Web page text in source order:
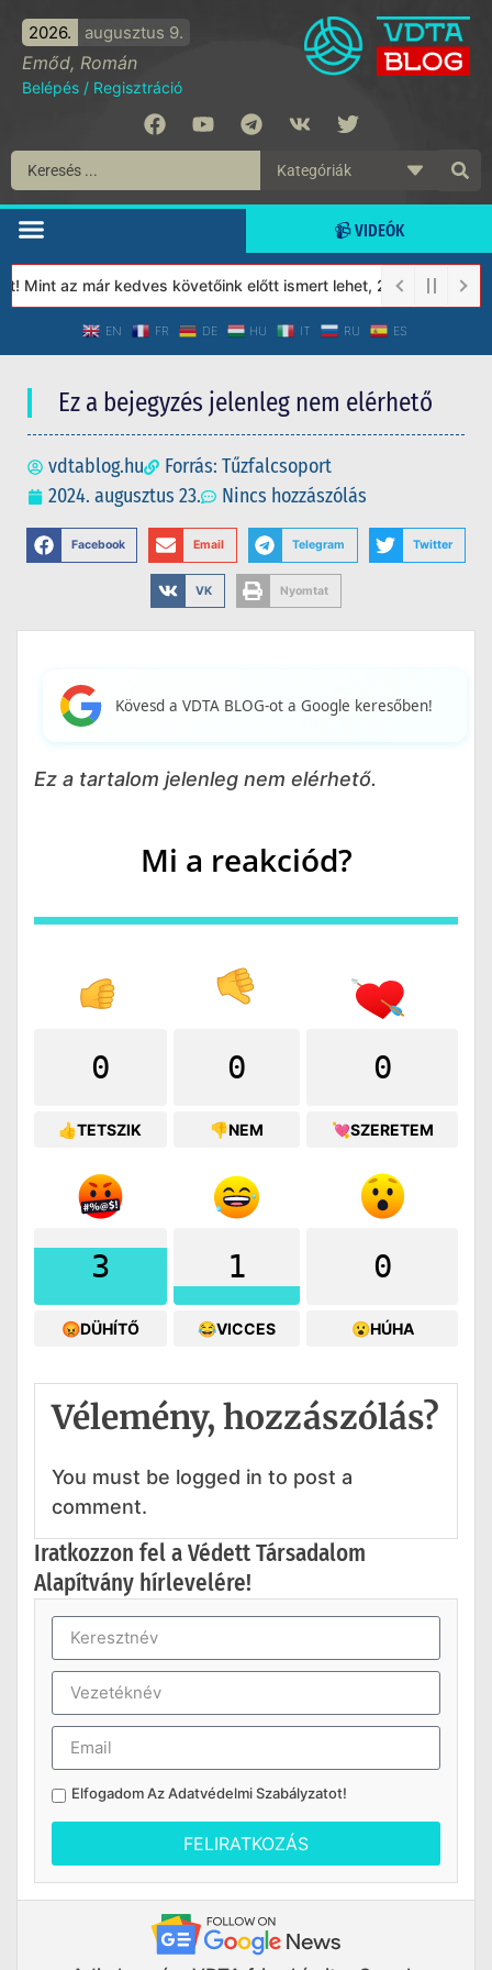
2026. augusztus 9.
Emőd, Román
Belépés / Regisztráció
📹 VIDEÓK
az már kedves követőink előtt ismert lehet, 2023-tól a
EN FR DE HU IT RU ES
Ez a bejegyzés jelenleg nem elérhető
vdtablog.hu
Forrás: Tűzfalcsoport
2024. augusztus 23.
Nincs hozzászólás
Facebook Email Telegram Twitter
VK Nyomtat
Kövesd a VDTA BLOG-ot a Google keresőben!
Ez a tartalom jelenleg nem elérhető.
Mi a reakciód?
0
👍TETSZIK
0
👎NEM
0
💘SZERETEM
3
😡DÜHÍTŐ
1
😂VICCES
0
😮HÚHA
Vélemény, hozzászólás?
You must be logged in to post a
comment.
Iratkozzon fel a Védett Társadalom
Alapítvány hírlevelére!
Elfogadom AzAdatvédelmi Szabályzatot!
FELIRATKOZÁS